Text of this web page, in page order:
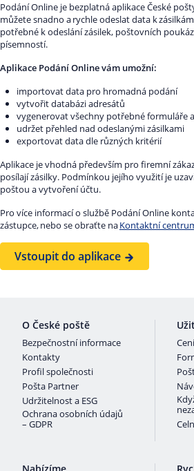
Podání Online je bezplatná aplikace České
můžete snadno a rychle odeslat data k
potřebné k odeslání zásilek, poštovních
písemností.
Aplikace Podání Online vám umožní:
importovat data pro hromadná podání
vytvořit databázi adresátů
vygenerovat všechny potřebné formuláře
udržet přehled nad odeslanými zásilkami
exportovat data dle různých kritérií
Aplikace je vhodná především pro firemní
posílají zásilky. Podmínkou jejího využití je
poštou a vytvoření účtu.
Pro více informací o službě Podání Online
zástupce, nebo se obraťte naKontaktní
Vstoupit do aplikace
O České poště
Bezpečnostní informace
Kontakty
Profil společnosti
Pošta Partner
Udržitelnost a ESG
Ochrana osobních údajů
– GDPR